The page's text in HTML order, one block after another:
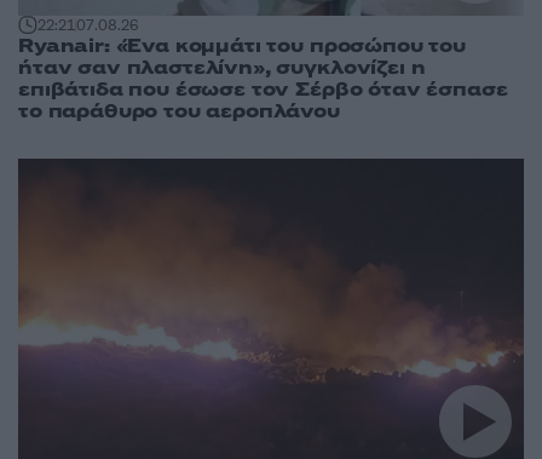
22:2107.08.26
Ryanair: «Ένα κομμάτι του προσώπου του
ήταν σαν πλαστελίνη», συγκλονίζει η
επιβάτιδα που έσωσε τον Σέρβο όταν έσπασε
το παράθυρο του αεροπλάνου